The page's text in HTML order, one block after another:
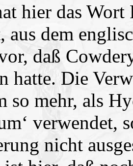
hier das Wort
aus dem
daß
hatte. Die
so mehr, als
verwendet,
nicht